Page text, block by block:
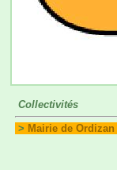
Collectivités
> Mairie de Ordizan